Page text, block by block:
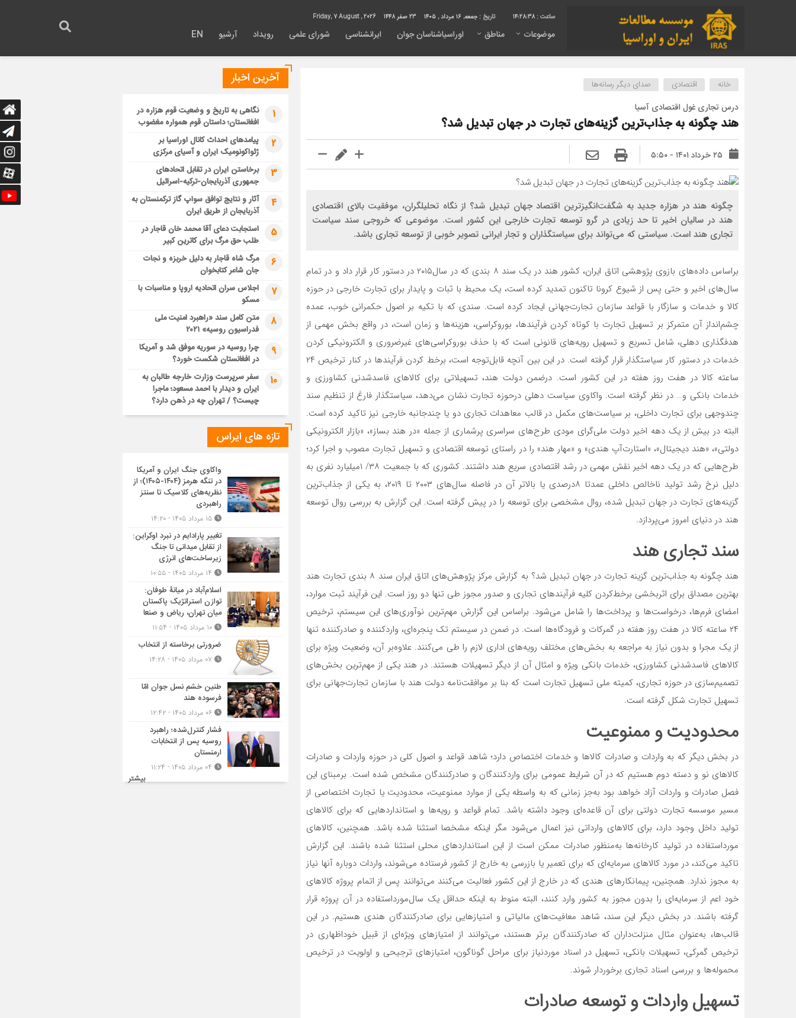
14:28:39 تاریخ : جمعه, ۱۶ مرداد , ۱۴۰۵ 23 صفر 1448
موضوعات مناطق اوراسیاشناسان جوان ایرانشناسی شورای علمی رویداد آرشیو EN
خانه اقتصادی صدای دیگر رسانه‌ها
درس تجاری غول اقتصادی آسیا
هند چگونه به جذاب‌ترین گزینه‏‏‏‏‏‏‌های تجارت در جهان تبدیل شد؟
۲۵ خرداد ۱۴۰۱ - ۵:۵۰
چگونه هند در ‌هزاره جدید به شگفت‌‌‌‌‌‌‌انگیزترین اقتصاد جهان تبدیل شد؟ از نگاه تحلیلگران، موفقیت بالای اقتصادی
هند در سالیان اخیر تا حد زیادی در گرو توسعه تجارت خارجی این کشور است. موضوعی که خروجی سند سیاست
تجاری هند است. سیاستی که می‌تواند برای سیاستگذاران و تجار ایرانی تصویر خوبی از توسعه تجاری باشد.
براساس داده‌‌‌‌‌‌‌های بازوی پژوهشی اتاق ایران، کشور هند در یک سند ۸ بندی که در سال‌۲۰۱۵ در دستور کار قرار داد و در تمام
سال‌های اخیر و حتی پس از شیوع کرونا تاکنون تمدید کرده است، یک محیط با ثبات و پایدار برای تجارت خارجی در حوزه
کالا و خدمات و سازگار با قواعد سازمان تجارت‌جهانی ایجاد کرده است. سندی که با تکیه بر اصول حکمرانی خوب، عمده
چشم‌انداز آن متمرکز بر تسهیل تجارت با کوتاه کردن فرآیندها، بوروکراسی، هزینه‌‌‌‌‌‌‌ها و زمان است، در واقع بخش مهمی از
هدفگذاری دهلی، شامل تسریع و تسهیل رویه‌‌‌‌‌‌‌های قانونی است که با حذف بوروکراسی‌‌‌‌‌‌‌های غیرضروری و الکترونیکی کردن
خدمات در دستور کار سیاستگذار قرار گرفته است. در این بین آنچه قابل‌توجه است، برخط کردن فرآیندها در کنار ترخیص ۲۴
ساعته کالا در هفت روز هفته در این کشور است. درضمن دولت هند، تسهیلاتی برای کالاهای فاسدشدنی کشاورزی و
خدمات بانکی و… در نظر گرفته است. واکاوی سیاست دهلی درحوزه تجارت نشان می‌دهد، سیاستگذار فارغ از تنظیم سند
چندوجهی برای تجارت داخلی، بر سیاست‌های مکمل در قالب معاهدات تجاری دو یا چندجانبه خارجی نیز تاکید کرده است.
البته در بیش از یک دهه اخیر دولت ملی‌‌‌‌‌‌‌گرای مودی طرح‌های سراسری پرشماری از جمله «در هند بساز»، «بازار الکترونیکی
دولتی»، «هند دیجیتال»، «استارت‌آپ هندی» و «مهار هند» را در راستای توسعه اقتصادی و تسهیل تجارت مصوب و اجرا کرد؛
طرح‌هایی که در یک دهه اخیر نقش مهمی در رشد اقتصادی سریع هند داشتند. کشوری که با جمعیت ۳۸/ ۱‌میلیارد نفری به
دلیل نرخ رشد تولید ناخالص داخلی عمدتا ۸‌درصدی یا بالاتر آن در فاصله سال‌های ۲۰۰۳ تا ۲۰۱۹، به یکی از جذاب‌‌‌‌‌‌‌ترین
گزینه‌های تجارت در جهان تبدیل شده، روال مشخصی برای توسعه را در پیش گرفته است. این گزارش به بررسی روال توسعه
هند در دنیای امروز می‌‌‌‌‌‌‌پردازد.
سند تجاری هند
هند چگونه به جذاب‌ترین گزینه تجارت در جهان تبدیل شد؟ به گزارش مرکز پژوهش‌های اتاق ایران سند ۸ بندی تجارت هند
بهترین مصداق برای اثربخشی برخط‌کردن کلیه فرآیندهای تجاری و صدور مجوز طی تنها دو روز است. این فرآیند ثبت موارد،
امضای فرم‌‌‌‌‌‌‌ها، درخواست‌‌‌‌‌‌‌ها و پرداخت‌‌‌‌‌‌‌ها را شامل می‌شود. براساس این گزارش مهم‌ترین نوآوری‌‌‌‌‌‌‌های این سیستم، ترخیص
۲۴ ساعته کالا در هفت روز هفته در گمرکات و فرودگاه‌‌‌‌‌‌‌ها است. در ضمن در سیستم تک پنجره‌‌‌‌‌‌‌ای، واردکننده و صادرکننده تنها
از یک مجرا و بدون نیاز به مراجعه به بخش‌های مختلف رویه‌‌‌‌‌‌‌های اداری لازم را طی می‌کنند. علاوه‌بر آن، وضعیت ویژه برای
کالاهای فاسدشدنی کشاورزی، خدمات بانکی ویژه و امثال آن از دیگر تسهیلات هستند. در هند یکی از مهم‌ترین بخش‌های
تصمیم‌‌‌‌‌‌‌سازی در حوزه تجاری، کمیته ملی تسهیل تجارت است که بنا بر موافقت‌نامه دولت هند با سازمان تجارت‌جهانی برای
تسهیل تجارت شکل گرفته است.
محدودیت و ممنوعیت
در بخش دیگر که به واردات و صادرات کالاها و خدمات اختصاص دارد؛ شاهد قواعد و اصول کلی در حوزه واردات و صادرات
کالاهای نو و دسته دوم هستیم که در آن شرایط عمومی برای واردکنندگان و صادرکنندگان مشخص شده است. برمبنای این
فصل صادرات و واردات آزاد خواهد بود به‌جز زمانی که به واسطه یکی از موارد ممنوعیت، محدودیت یا تجارت اختصاصی از
مسیر موسسه تجارت دولتی برای آن قاعده‌ای وجود داشته باشد. تمام قواعد و رویه‌ها و استانداردهایی که برای کالاهای
تولید داخل وجود دارد، برای کالاهای وارداتی نیز اعمال می‌شود مگر اینکه مشخصا استثنا شده باشد. همچنین، کالاهای
مورد‌استفاده در تولید کارخانه‌ها به‌منظور صادرات ممکن است از این استانداردهای محلی استثنا شده باشند. این گزارش
تاکید می‌کند، در مورد کالاهای سرمایه‌‌‌‌‌‌‌ای که برای تعمیر یا بازرسی به خارج از کشور فرستاده می‌شوند، واردات دوباره آنها نیاز
به مجوز ندارد. همچنین، پیمانکارهای هندی که در خارج از این کشور فعالیت می‌کنند می‌توانند پس از اتمام پروژه کالاهای
خود اعم از سرمایه‌‌‌‌‌‌‌ای را بدون مجوز به کشور وارد کنند، البته منوط به اینکه حداقل یک سال‌مورد‌استفاده در آن پروژه قرار
گرفته باشند. در بخش دیگر این سند، شاهد معافیت‌‌‌‌‌‌‌های مالیاتی و امتیازهایی برای صادرکنندگان هندی هستیم. در این
قالب‌‌‌‌‌‌‌ها، به‌عنوان مثال منزلت‌‌‌‌‌‌‌داران که صادرکنندگان برتر هستند، می‌توانند از امتیازهای ویژه‌‌‌‌‌‌‌ای از قبیل خوداظهاری در
ترخیص گمرکی، تسهیلات بانکی، تسهیل در اسناد موردنیاز برای مراحل گوناگون، امتیازهای ترجیحی و اولویت در ترخیص
محموله‌ها و بررسی اسناد تجاری برخوردار شوند.
تسهیل واردات و توسعه صادرات
آخرین اخبار
1
نگاهی به تاریخ و وضعیت قوم هزاره در
افغانستان؛ داستان قوم همواره مغضوب
2
پیامدهای احداث کانال اوراسیا بر
ژئواکونومیک ایران و آسیای مرکزی
3
برخاستن ایران در تقابل اتحادهای
جمهوری آذربایجان-ترکیه-اسرائیل
4
آثار و نتایج توافق سواپ گاز ترکمنستان به
آذربایجان از طریق ایران
5
استجابت دعای آقا محمد خان قاجار در
طلب حق مرگ برای کاترین کبیر
6
مرگ شاه قاجار به دلیل خربزه و نجات
جان شاعر کتابخوان
7
اجلاس سران اتحادیه اروپا و مناسبات با
مسکو
8
متن کامل سند «راهبرد امنیت ملی
فدراسیون روسیه» ۲۰۲۱
9
چرا روسیه در سوریه موفق شد و آمریکا
در افغانستان شکست خورد؟
10
سفر سرپرست وزارت خارجه طالبان به
ایران و دیدار با احمد مسعود؛ ماجرا
چیست؟ / تهران چه در ذهن دارد؟
تازه های ایراس
واکاوی جنگ ایران و آمریکا
در تنگه هرمز (۱۴۰۴-۱۴۰۵)؛ از
نظریه‌های کلاسیک تا سنتز
راهبردی
تغییر پارادایم در نبرد اوکراین:
از تقابل میدانی تا جنگ
زیرساخت‌های انرژی
اسلام‌آباد در میانۀ طوفان:
توازن استراتژیک پاکستان
میان تهران، ریاض و صنعا
ضرورتی برخاسته از انتخاب
طنین خشم نسل جوان امّا
فرسوده هند
فشار کنترل‌شده؛ راهبرد
روسیه پس از انتخابات
ارمنستان
بیشتر